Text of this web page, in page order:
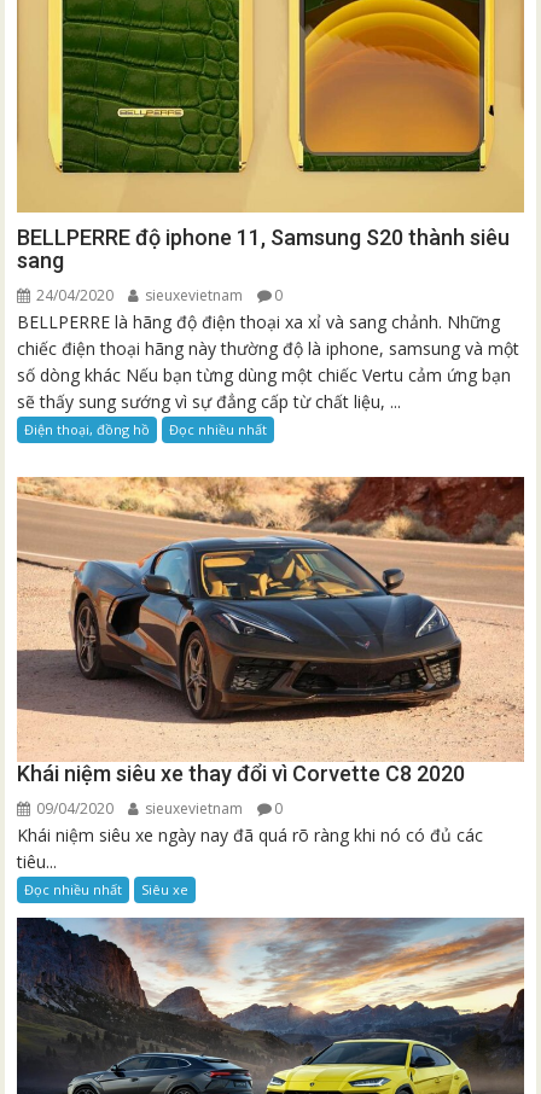
BELLPERRE độ iphone 11, Samsung S20 thành siêu
sang
24/04/2020 sieuxevietnam 0
BELLPERRE là hãng độ điện thoại xa xỉ và sang chảnh. Những
chiếc điện thoại hãng này thường độ là iphone, samsung và một
số dòng khác Nếu bạn từng dùng một chiếc Vertu cảm ứng bạn
sẽ thấy sung sướng vì sự đẳng cấp từ chất liệu, ...
Điện thoại, đồng hồ Đọc nhiều nhất
Khái niệm siêu xe thay đổi vì Corvette C8 2020
09/04/2020 sieuxevietnam 0
Khái niệm siêu xe ngày nay đã quá rõ ràng khi nó có đủ các
tiêu...
Đọc nhiều nhất Siêu xe